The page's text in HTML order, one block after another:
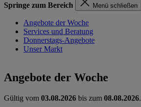
Springe zum Bereich Menü schließen
Angebote der Woche
Services und Beratung
Donnerstags-Angebote
Unser Markt
Angebote der Woche
Gültig vom 03.08.2026 bis zum 08.08.2026.